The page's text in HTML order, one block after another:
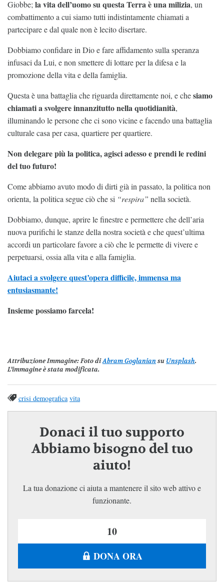
Giobbe; la vita dell’uomo su questa Terra è una milizia, un
combattimento a cui siamo tutti indistintamente chiamati a
partecipare e dal quale non è lecito disertare.
Dobbiamo confidare in Dio e fare affidamento sulla speranza
infusaci da Lui, e non smettere di lottare per la difesa e la
promozione della vita e della famiglia.
Questa è una battaglia che riguarda direttamente noi, e chesiamo
chiamati a svolgere innanzitutto nella quotidianità,
illuminando le persone che ci sono vicine e facendo una battaglia
culturale casa per casa, quartiere per quartiere.
Non delegare più la politica, agisci adesso e prendi le redini
del tuo futuro!
Come abbiamo avuto modo di dirti già in passato, la politica non
orienta, la politica segue ciò che si “respira” nella società.
Dobbiamo, dunque, aprire le finestre e permettere che dell’aria
nuova purifichi le stanze della nostra società e che quest’ultima
accordi un particolare favore a ciò che le permette di vivere e
perpetuarsi, ossia alla vita e alla famiglia.
Aiutaci a svolgere quest’opera difficile, immensa ma
entusiasmante!
Insieme possiamo farcela!
Attribuzione Immagine: Foto diAbram Goglanian su Unsplash.
L’immagine è stata modificata.
crisi demografica vita
Donaci il tuo supporto
Abbiamo bisogno del tuo
aiuto!
La tua donazione ci aiuta a mantenere il sito web attivo e
funzionante.
DONA ORA